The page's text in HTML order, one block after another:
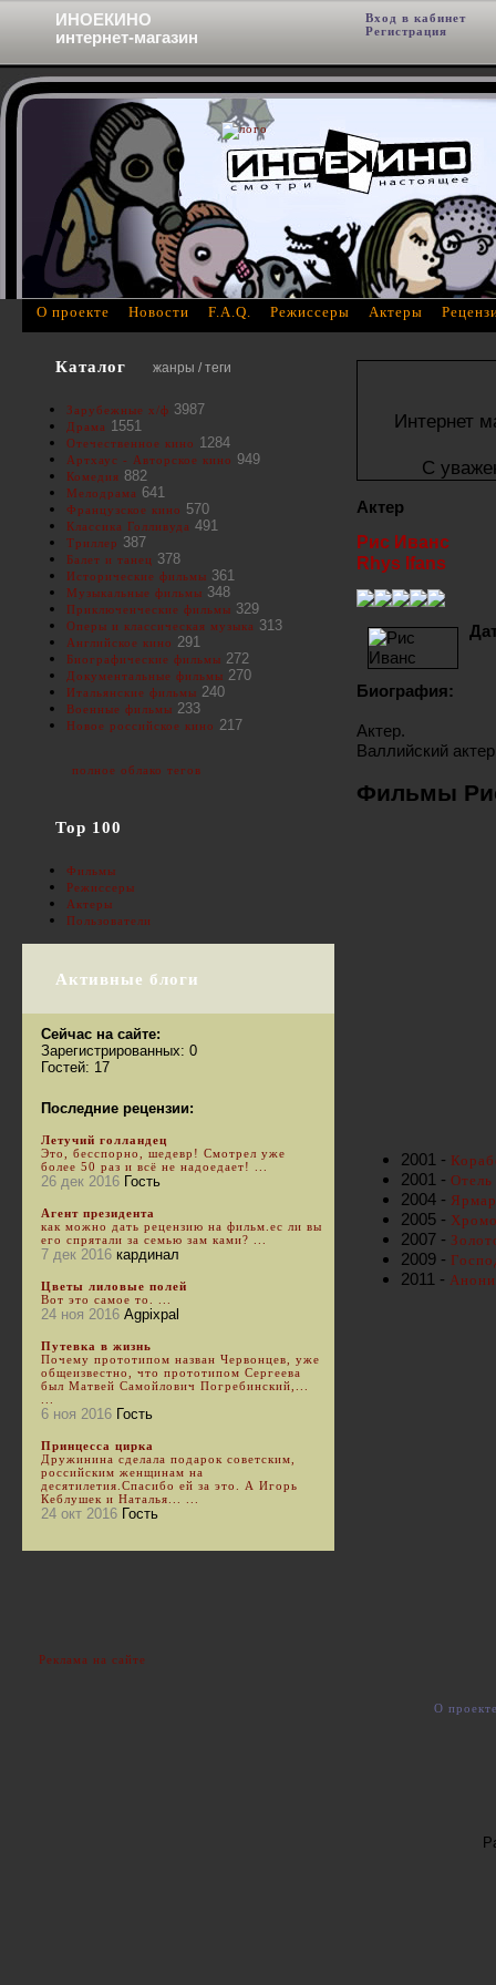
Интернет
С
Актер
Рис Иванс
Rhys Ifans
Биография:
Актер.
Валлийский
Фильмы
2001 -
2001 -
2004 -
2005 -
2007 -
2009 -
2011 -
Каталог жанры / теги
Зарубежные х/ф 3987
Драма 1551
Отечественное кино 1284
Артхаус - Авторское кино 949
Комедия 882
Мелодрама 641
Французское кино 570
Классика Голливуда 491
Триллер 387
Балет и танец 378
Исторические фильмы 361
Музыкальные фильмы 348
Приключенческие фильмы 329
Оперы и классическая музыка 313
Английское кино 291
Биографические фильмы 272
Документальные фильмы 270
Итальянские фильмы 240
Военные фильмы 233
Новое российское кино 217
полное облако тегов
Top 100
Фильмы
Режиссеры
Актеры
Пользователи
Активные блоги
Сейчас на сайте:
Зарегистрированных: 0
Гостей: 17
Последние рецензии:
Летучий голландец
Это, бесспорно, шедевр! Смотрел уже
более 50 раз и всё не надоедает! ...
26 дек 2016 Гость
Агент президента
как можно дать рецензию на фильм.ес ли вы
его спрятали за семью зам ками? ...
7 дек 2016 кардинал
Цветы лиловые полей
Вот это самое то. ...
24 ноя 2016 Agpixpal
Путевка в жизнь
Почему прототипом назван Червонцев, уже
общеизвестно, что прототипом Сергеева
был Матвей Самойлович Погребинский,...
6 ноя 2016 Гость
Принцесса цирка
Дружинина сделала подарок советским,
российским женщинам на
десятилетия.Спасибо ей за это. А Игорь
Кеблушек и Наталья... ...
24 окт 2016 Гость
Реклама на сайте
О проекте Новости F.A.Q. Режиссеры Актеры
О
ИНОЕКИНО
интернет-магазин
Вход в кабинет
Регистрация